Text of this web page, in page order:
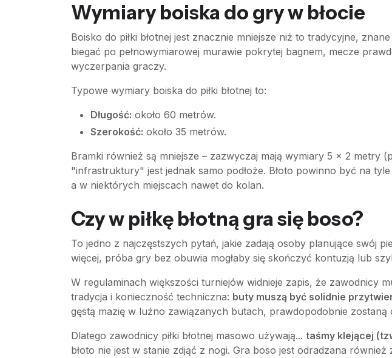
Wymiary boiska do gry w błocie
Boisko do piłki błotnej jest znacznie mniejsze niż to tradycyjne,
biegać po pełnowymiarowej murawie pokrytej bagnem, mecze
wyczerpania graczy.
Typowe wymiary boiska do piłki błotnej to:
Długość: około 60 metrów.
Szerokość: około 35 metrów.
Bramki również są mniejsze – zazwyczaj mają wymiary 5 x 2 metry
"infrastruktury" jest jednak samo podłoże. Błoto powinno być na
a w niektórych miejscach nawet do kolan.
Czy w piłkę błotną gra się boso?
To jedno z najczęstszych pytań, jakie zadają osoby planujące swój
więcej, próba gry bez obuwia mogłaby się skończyć kontuzją lub
W regulaminach większości turniejów widnieje zapis, że zawodnicy
tradycja i konieczność techniczna: buty muszą być solidnie
gęstą mazię w luźno zawiązanych butach, prawdopodobnie
Dlatego zawodnicy piłki błotnej masowo używają... taśmy klejącej
błoto nie jest w stanie zdjąć z nogi. Gra boso jest odradzana